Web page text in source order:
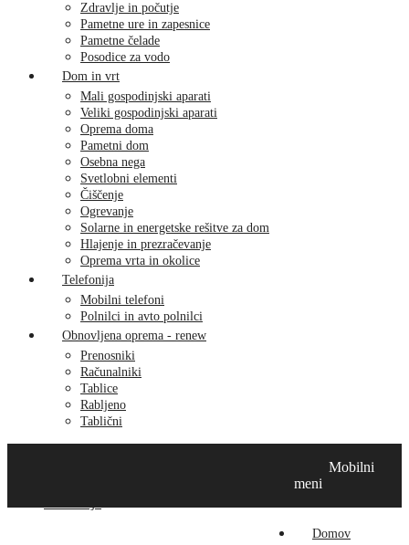
Zdravlje in počutje
Pametne ure in zapesnice
Pametne čelade
Posodice za vodo
Dom in vrt
Mali gospodinjski aparati
Veliki gospodinjski aparati
Oprema doma
Pametni dom
Osebna nega
Svetlobni elementi
Čiščenje
Ogrevanje
Solarne in energetske rešitve za dom
Hlajenje in prezračevanje
Oprema vrta in okolice
Telefonija
Mobilni telefoni
Polnilci in avto polnilci
Obnovljena oprema - renew
Prenosniki
Računalniki
Tablice
Rabljeno
Tablični
Mobilni
meni
Domov